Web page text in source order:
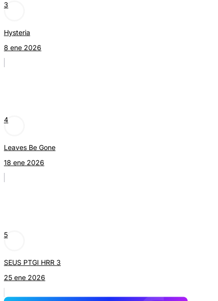
3
Hysteria
8 ene 2026
4
Leaves Be Gone
18 ene 2026
5
SEUS PTGI HRR 3
25 ene 2026